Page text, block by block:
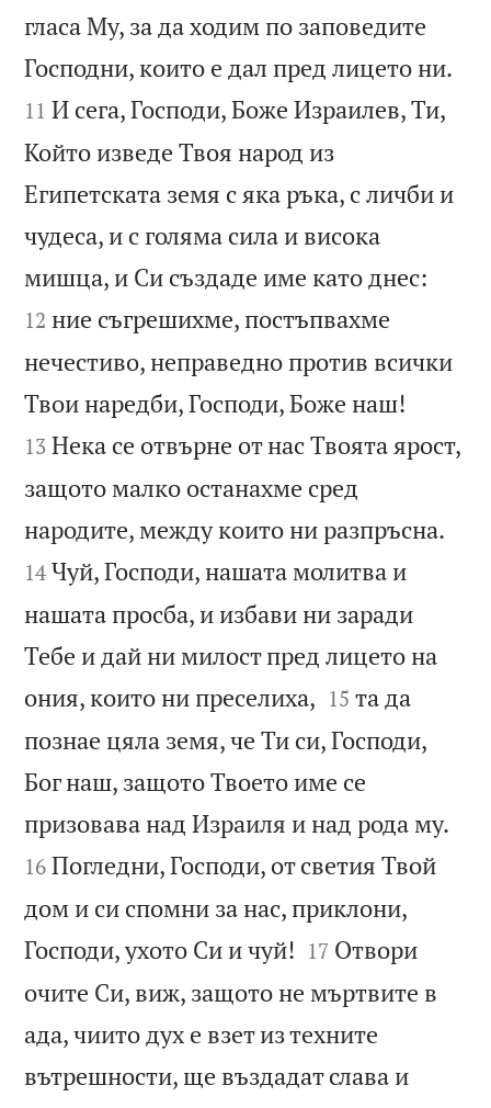
гласа Му, за да ходим по заповедите
Господни, които е дал пред лицето ни.
11 И сега, Господи, Боже Израилев, Ти,
Който изведе Твоя народ из
Египетската земя с яка ръка, с личби и
чудеса, и с голяма сила и висока
мишца, и Си създаде име като днес:
12 ние съгрешихме, постъпвахме
нечестиво, неправедно против всички
Твои наредби, Господи, Боже наш!
13 Нека се отвърне от нас Твоята ярост,
защото малко останахме сред
народите, между които ни разпръсна.
14 Чуй, Господи, нашата молитва и
нашата просба, и избави ни заради
Тебе и дай ни милост пред лицето на
ония, които ни преселиха, 

15 та да
познае цяла земя, че Ти си, Господи,
Бог наш, защото Твоето име се
призовава над Израиля и над рода му.
16 Погледни, Господи, от светия Твой
дом и си спомни за нас, приклони,
Господи, ухото Си и чуй! 

17 Отвори
очите Си, виж, защото не мъртвите в
ада, чиито дух е взет из техните
вътрешности, ще въздадат слава и